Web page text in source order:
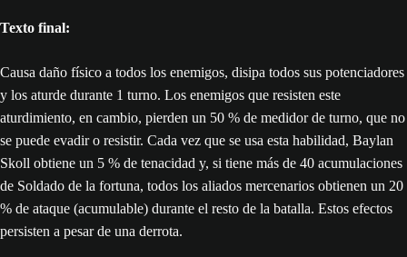
Texto final:
Causa daño físico a todos los enemigos, disipa todos sus potenciadores
y los aturde durante 1 turno. Los enemigos que resisten este
aturdimiento, en cambio, pierden un 50 % de medidor de turno, que no
se puede evadir o resistir. Cada vez que se usa esta habilidad, Baylan
Skoll obtiene un 5 % de tenacidad y, si tiene más de 40 acumulaciones
de Soldado de la fortuna, todos los aliados mercenarios obtienen un 20
% de ataque (acumulable) durante el resto de la batalla. Estos efectos
persisten a pesar de una derrota.